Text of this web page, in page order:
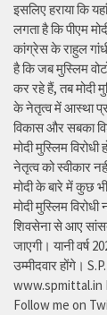
इसलिए हराया कि
लगता है कि पीएम
कांग्रेस के राहुल
है कि जब मुस्लिम
कर रहे हैं, तब मोदी
के नेतृत्व में आस्था
विकास और सबका
मोदी मुस्लिम
नेतृत्व को स्वीकार
मोदी के बारे में कुछ
मोदी मुस्लिम
शिवसेना से आए
जाएगी। यानी वर्ष
उम्मीदवार होंगे।
www.spmittal.in
Follow me on